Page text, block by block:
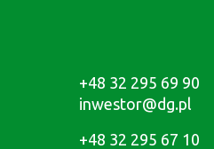
+48 32 295 69 90
inwestor@dg.pl
+48 32 295 67 10